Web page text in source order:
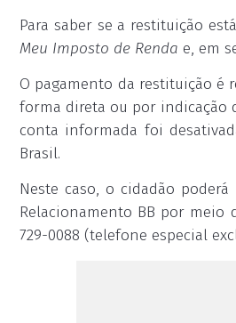
Para saber se a restituição
Meu Imposto de Renda e, em
O pagamento da restituição é
forma direta ou por indicação
conta informada foi
Brasil.
Neste caso, o cidadão
Relacionamento BB por meio
729-0088 (telefone especial